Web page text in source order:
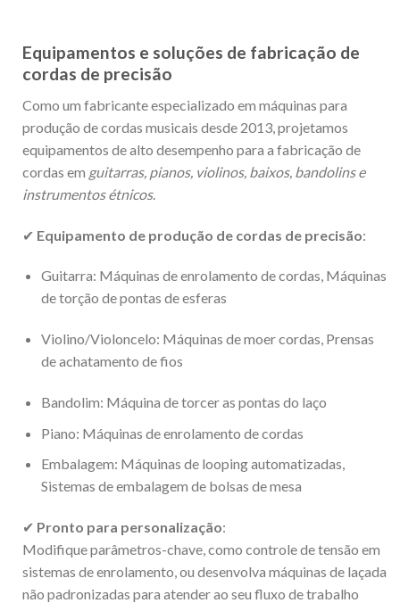
Equipamentos e soluções de fabricação de
cordas de precisão
Como um fabricante especializado em máquinas para
produção de cordas musicais desde 2013, projetamos
equipamentos de alto desempenho para a fabricação de
cordas em guitarras, pianos, violinos, baixos, bandolins e
instrumentos étnicos.
✔ Equipamento de produção de cordas de precisão:
Guitarra: Máquinas de enrolamento de cordas, Máquinas
de torção de pontas de esferas
Violino/Violoncelo: Máquinas de moer cordas, Prensas
de achatamento de fios
Bandolim: Máquina de torcer as pontas do laço
Piano: Máquinas de enrolamento de cordas
Embalagem: Máquinas de looping automatizadas,
Sistemas de embalagem de bolsas de mesa
✔ Pronto para personalização:
Modifique parâmetros-chave, como controle de tensão em
sistemas de enrolamento, ou desenvolva máquinas de laçada
não padronizadas para atender ao seu fluxo de trabalho